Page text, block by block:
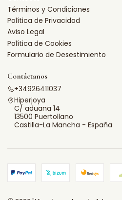
Términos y Condiciones
Política de Privacidad
Aviso Legal
Política de Cookies
Formulario de Desestimiento
Contáctanos
+34926411037
Hiperjoya
C/ aduana 14
13500 Puertollano
Castilla-La Mancha - España